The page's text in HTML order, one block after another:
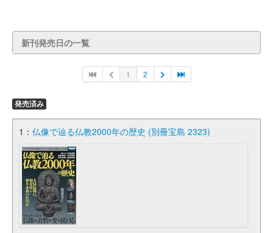
新刊発売日の一覧
1 2
発売済み
1： 仏像で辿る仏教2000年の歴史 (別冊宝島 2323)